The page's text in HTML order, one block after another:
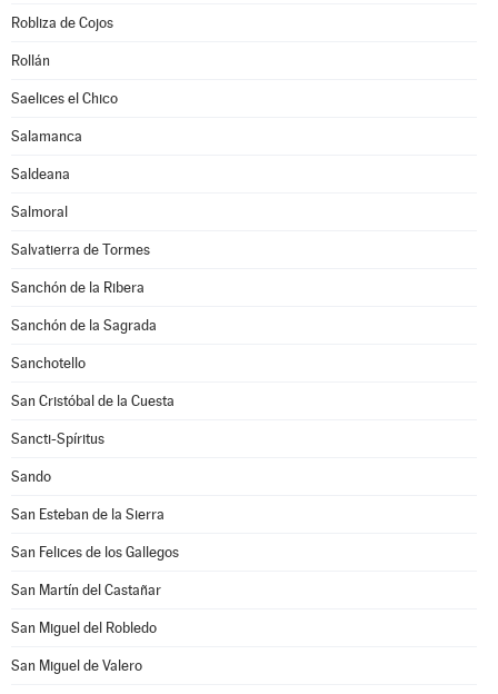
Robliza de Cojos
Rollán
Saelices el Chico
Salamanca
Saldeana
Salmoral
Salvatierra de Tormes
Sanchón de la Ribera
Sanchón de la Sagrada
Sanchotello
San Cristóbal de la Cuesta
Sancti-Spíritus
Sando
San Esteban de la Sierra
San Felices de los Gallegos
San Martín del Castañar
San Miguel del Robledo
San Miguel de Valero